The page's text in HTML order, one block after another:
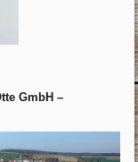
GmbH –